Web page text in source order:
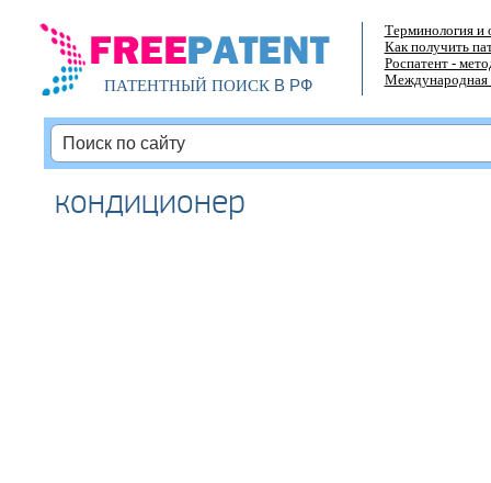
ПАТЕНТНЫЙ ПОИСКВ РФ
Терминология и
Как получить
Роспатент -
Международная
кондиционер